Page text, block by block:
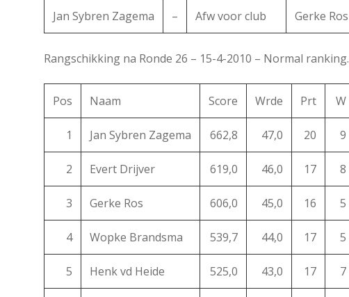
Jan Sybren Zagema – Afw voor club Gerke Ros
Rangschikking na Ronde 26 – 15-4-2010 – Normal ranking.
Pos Naam Score Wrde Prt W
1 Jan Sybren Zagema 662,8 47,0 20 9
2 Evert Drijver 619,0 46,0 17 8
3 Gerke Ros 606,0 45,0 16 5
4 Wopke Brandsma 539,7 44,0 17 5
5 Henk vd Heide 525,0 43,0 17 7